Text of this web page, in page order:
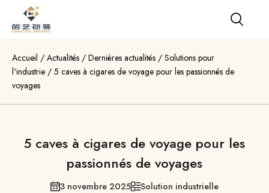
Accueil / Actualités / Dernières actualités / Solutions pour
l'industrie / 5 caves à cigares de voyage pour les passionnés de
voyages
5 caves à cigares de voyage pour les
passionnés de voyages
3 novembre 2025 Solution industrielle